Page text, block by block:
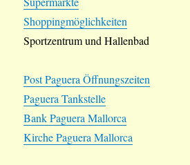
Shoppingmöglichkeiten
Sportzentrum und Hallenbad
Post Paguera Öffnungszeiten
Paguera Tankstelle
Bank Paguera Mallorca
Kirche Paguera Mallorca